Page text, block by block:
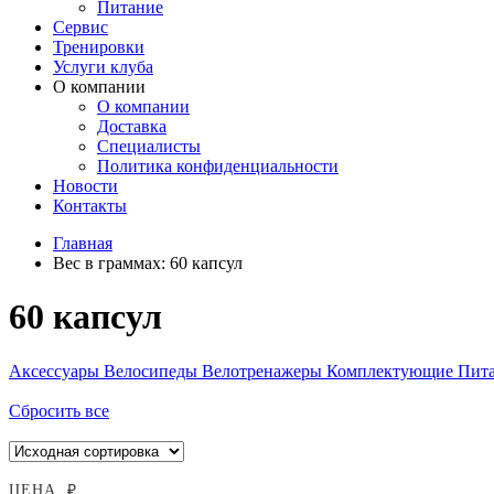
Питание
Сервис
Тренировки
Услуги клуба
О компании
О компании
Доставка
Специалисты
Политика конфиденциальности
Новости
Контакты
Главная
Вес в граммах: 60 капсул
60 капсул
Аксессуары Велосипеды Велотренажеры Комплектующие
Сбросить все
ЦЕНА, ₽